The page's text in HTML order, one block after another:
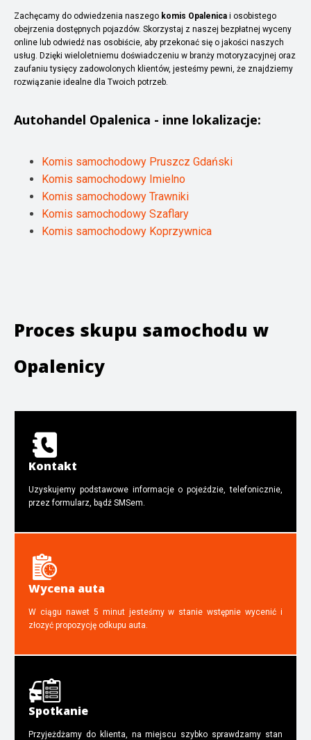
Zachęcamy do odwiedzenia naszego komis Opalenica i osobistego
obejrzenia dostępnych pojazdów. Skorzystaj z naszej bezpłatnej wyceny
online lub odwiedź nas osobiście, aby przekonać się o jakości naszych
usług. Dzięki wieloletniemu doświadczeniu w branży motoryzacyjnej oraz
zaufaniu tysięcy zadowolonych klientów, jesteśmy pewni, że znajdziemy
rozwiązanie idealne dla Twoich potrzeb.
Autohandel Opalenica - inne lokalizacje:
Komis samochodowy Pruszcz Gdański
Komis samochodowy Imielno
Komis samochodowy Trawniki
Komis samochodowy Szaflary
Komis samochodowy Koprzywnica
Proces skupu samochodu w
Opalenicy
Kontakt
Uzyskujemy podstawowe informacje o pojeździe, telefonicznie,
przez formularz, bądź SMSem.
Wycena auta
W ciągu nawet 5 minut jesteśmy w stanie wstępnie wycenić i
złozyć propozycję odkupu auta.
Spotkanie
Przyjeżdżamy do klienta, na miejscu szybko sprawdzamy stan